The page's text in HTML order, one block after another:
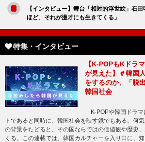
【インタビュー】舞台「相対的浮世絵」石
ほど、それが漫才にも生きてくる」
特集・インタビュー
【K-POPもKドラ
が見えた】＃韓国
をするのか、「脱
韓国社会
K-POPや韓国ドラマ
トであると同時に、韓国社会を映す鏡でもある。何
の背景をたどると、その国ならではの価値観や歴史
くる。この連載では、韓国カルチャーを入り口に、